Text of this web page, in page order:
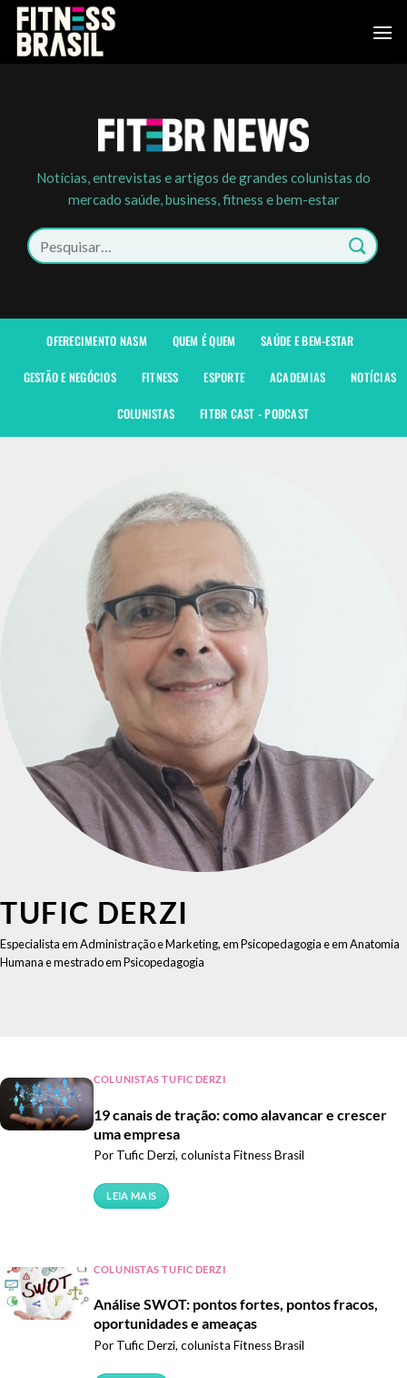
Skip
content
Notícias, entrevistas e artigos de grandes colunistas do
mercado saúde, business, fitness e bem-estar
Pesquisar
por:
OFERECIMENTO NASM QUEM É QUEM SAÚDE E BEM-ESTAR
GESTÃO E NEGÓCIOS FITNESS ESPORTE ACADEMIAS NOTÍCIAS
COLUNISTAS FITBR CAST - PODCAST
TUFIC DERZI
Especialista em Administração e Marketing, em Psicopedagogia e em Anatomia
Humana e mestrado em Psicopedagogia
COLUNISTAS TUFIC DERZI
19 canais de tração: como alavancar e crescer
uma empresa
Por Tufic Derzi, colunista Fitness Brasil
LEIA MAIS
COLUNISTAS TUFIC DERZI
Análise SWOT: pontos fortes, pontos fracos,
oportunidades e ameaças
Por Tufic Derzi, colunista Fitness Brasil